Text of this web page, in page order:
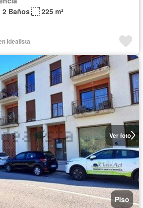
2 Baños
225 m²
idealista
Ver foto
Piso